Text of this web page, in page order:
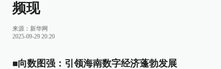
频现
来源： 新华网
2025-09-29 20:20
■向数图强：引领海南数字经济蓬勃发展